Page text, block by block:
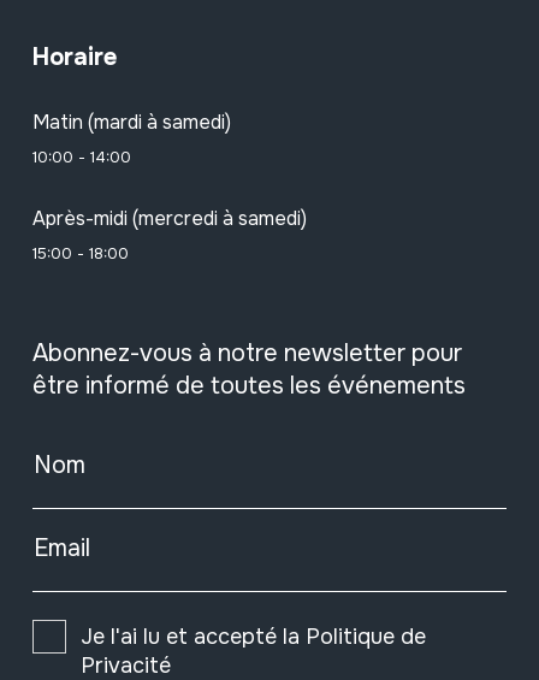
Horaire
Matin (mardi à samedi)
10:00 - 14:00
Après-midi (mercredi à samedi)
15:00 - 18:00
Abonnez-vous à notre newsletter pour
être informé de toutes les événements
Nom
Email
Je l'ai lu et accepté la Politique de
Privacité